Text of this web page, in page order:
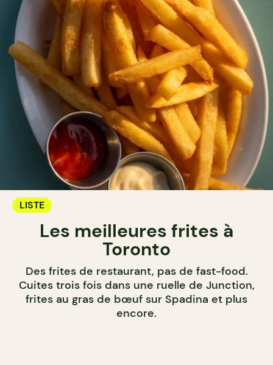
LISTE
Les meilleures frites à
Toronto
Des frites de restaurant, pas de fast-food.
Cuites trois fois dans une ruelle de Junction,
frites au gras de bœuf sur Spadina et plus
encore.